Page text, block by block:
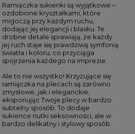
Ramiączka sukienki są wyjątkowe –
ozdobione kryształkami, które
migoczą przy każdym ruchu,
dodając jej elegancji i blasku. Te
drobne detale sprawiają, że każdy
jej ruch staje się prawdziwą symfonią
światła i koloru, co przyciąga
spojrzenia każdego na imprezie.
Ale to nie wszystko! Krzyżujące się
ramiączka na plecach są zarówno
zmysłowe, jak i eleganckie,
eksponując Twoje plecy w bardzo
subtelny sposób. To dodaje
sukience nutki seksowności, ale w
bardzo delikatny i stylowy sposób.